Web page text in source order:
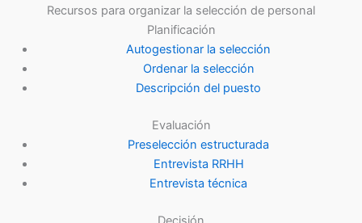
Recursos para organizar la selección de personal
Planificación
Autogestionar la selección
Ordenar la selección
Descripción del puesto
Evaluación
Preselección estructurada
Entrevista RRHH
Entrevista técnica